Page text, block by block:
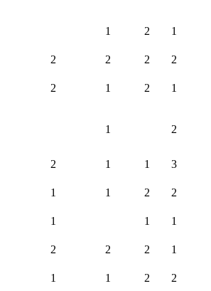
1 2 1
2 2 2 2
2 1 2 1
1 2
2 1 1 3
1 1 2 2
1 1 1
2 2 2 1
1 1 2 2